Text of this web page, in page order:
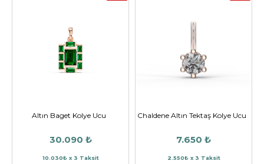
Altın Baget Kolye Ucu
30.090 ₺
10.030₺ x 3 Taksit
Chaldene Altın Tektaş Kolye Ucu
7.650 ₺
2.550₺ x 3 Taksit